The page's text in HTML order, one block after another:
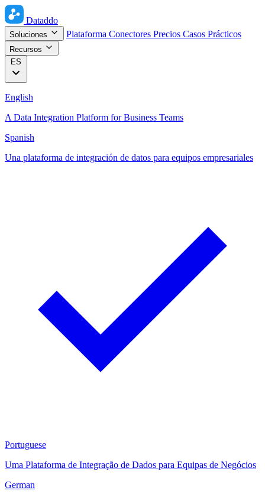
Dataddo
Soluciones Plataforma Conectores Precios Casos Prácticos
Recursos
ES
English
A Data Integration Platform for Business Teams
Spanish
Una plataforma de integración de datos para equipos empresariales
Portuguese
Uma Plataforma de Integração de Dados para Equipas de Negócios
German